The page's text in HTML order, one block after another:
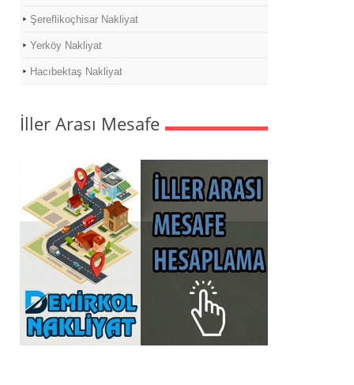
Şereflikoçhisar Nakliyat
Yerköy Nakliyat
Hacıbektaş Nakliyat
İller Arası Mesafe